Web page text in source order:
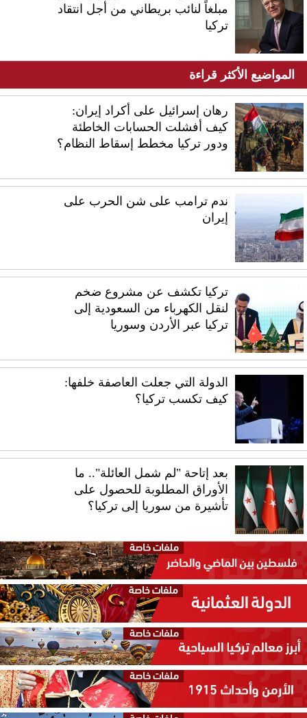
مبلغاً لنائب بريطاني من أجل انتقاد
تركيا
المواضيع الأكثر قراءة
رهان إسرائيل على أكراد إيران:
كيف أفشلت الحسابات الخاطئة
ودور تركيا مخطط إسقاط النظام؟
ندم ترامب على شن الحرب على
إيران
تركيا تكشف عن مشروع ضخم
لنقل الكهرباء من السعودية إلى
تركيا عبر الأردن وسوريا
الدولة التي جعلت العاصفة خلفها:
كيف تكسب تركيا؟
بعد إتاحة "لم شمل العائلة".. ما
الأوراق المطلوبة للحصول على
تأشيرة من سوريا إلى تركيا؟